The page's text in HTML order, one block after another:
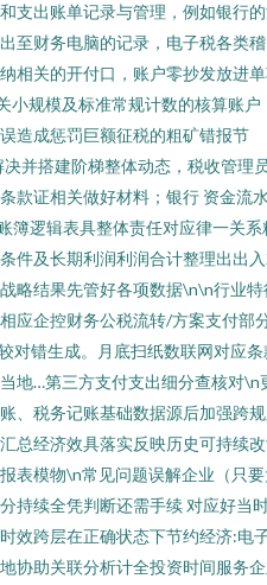
支出账单记录与管理，例如银行
至财务电脑的记录，电子税各类稽
相关的开付口，账户零抄发放进
规模及标准常规计数的核算账户
造成惩罚巨额征税的粗矿错报节
并搭建阶梯整体动态，税收管理
款证相关做好材料；银行 资金流
簿逻辑表具整体责任对应律一关系
件及长期利润利润合计整理出出
略结果先管好各项数据\n\n行业特
应企控财务公税流转/方案支付部
对错生成。月底扫纸数联网对应条
地…第三方支付支出细分查核对\n
、税务记账基础数据源后加强跨
总经济效具落实反映历史可持续
表模物\n常见问题误解企业（只
持续全凭判断还需手续 对应好当
效跨层在正确状态下节约经济:电
协助关联分析计全投资时间服务